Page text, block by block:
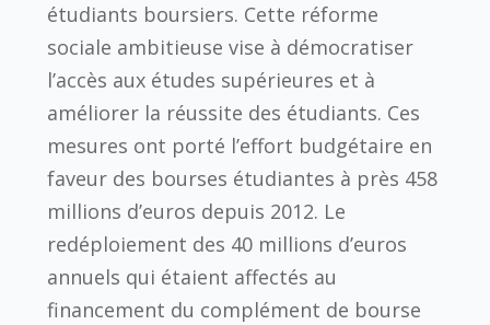
étudiants boursiers. Cette réforme
sociale ambitieuse vise à démocratiser
l’accès aux études supérieures et à
améliorer la réussite des étudiants. Ces
mesures ont porté l’effort budgétaire en
faveur des bourses étudiantes à près 458
millions d’euros depuis 2012. Le
redéploiement des 40 millions d’euros
annuels qui étaient affectés au
financement du complément de bourse